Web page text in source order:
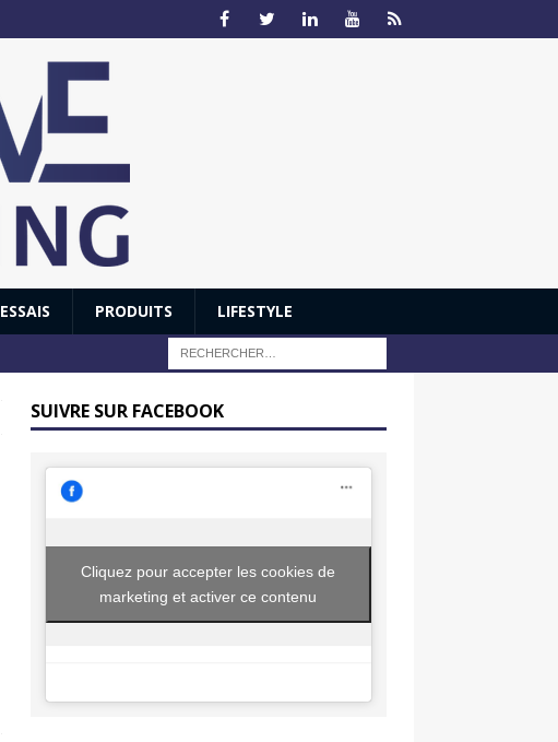
ESSAIS PRODUITS LIFESTYLE
SUIVRE SUR FACEBOOK
Cliquez pour accepter les cookies de
marketing et activer ce contenu